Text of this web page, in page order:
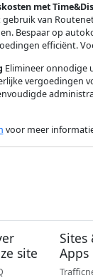
met
gebruik van
Bespaar op
efficiënt.
Elimineer onnodige
vergoedingen
voor meer
site
Sites
Apps